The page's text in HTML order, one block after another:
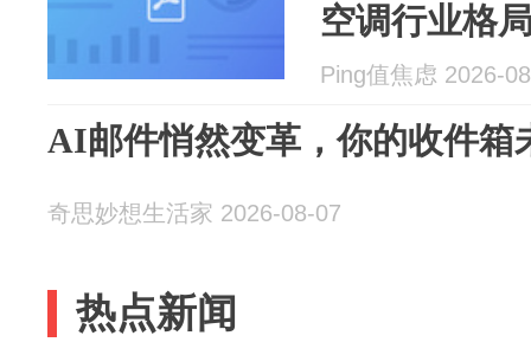
空调行业格
Ping值焦虑 2026-
AI邮件悄然变革，你的收件箱
奇思妙想生活家 2026-08-07
热点新闻